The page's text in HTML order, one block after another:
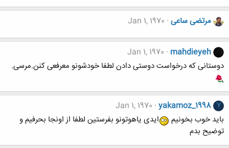
مرتضی ساعی Jan 1, 1970
mahdieyeh
Jan 1, 1970
دوستانی که درخواست دوستی دادن لطفا خودشونو معرفعی کنن.مرسی.
Y
yakamoz_1998
Jan 1, 1970
باید خوب بخونیم
ایدی یاهوتونو بفرستین لطفا از اونجا بحرفیم و
توضیح بدم